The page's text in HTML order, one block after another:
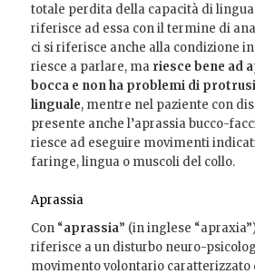
totale perdita della capacità di
riferisce ad essa con il termine di
ci si riferisce anche alla condizione
riesce a parlare, ma riesce bene ad
bocca e non ha problemi di
linguale, mentre nel paziente con
presente anche l’aprassia bucco-
riesce ad eseguire movimenti
faringe, lingua o muscoli del collo.
Aprassia
Con “aprassia” (in inglese
riferisce a un disturbo neuro-
movimento volontario